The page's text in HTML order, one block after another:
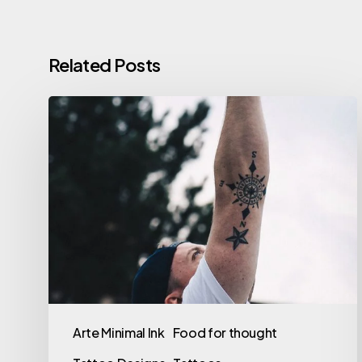
Related Posts
Arte Minimal Ink Food for thought
bússola
como
orientação